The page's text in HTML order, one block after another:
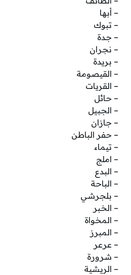
– أبها
– تبوك
– جدة
– نجران
– بريدة
– القيصومة
– القريات
– حائل
– الجبيل
– جازان
– حفر الباطن
– تيماء
– املج
– البدع
– الباحة
– بلجرشي
– الخبر
– المخواة
– المبرز
– عرعر
– شرورة
– الريشية